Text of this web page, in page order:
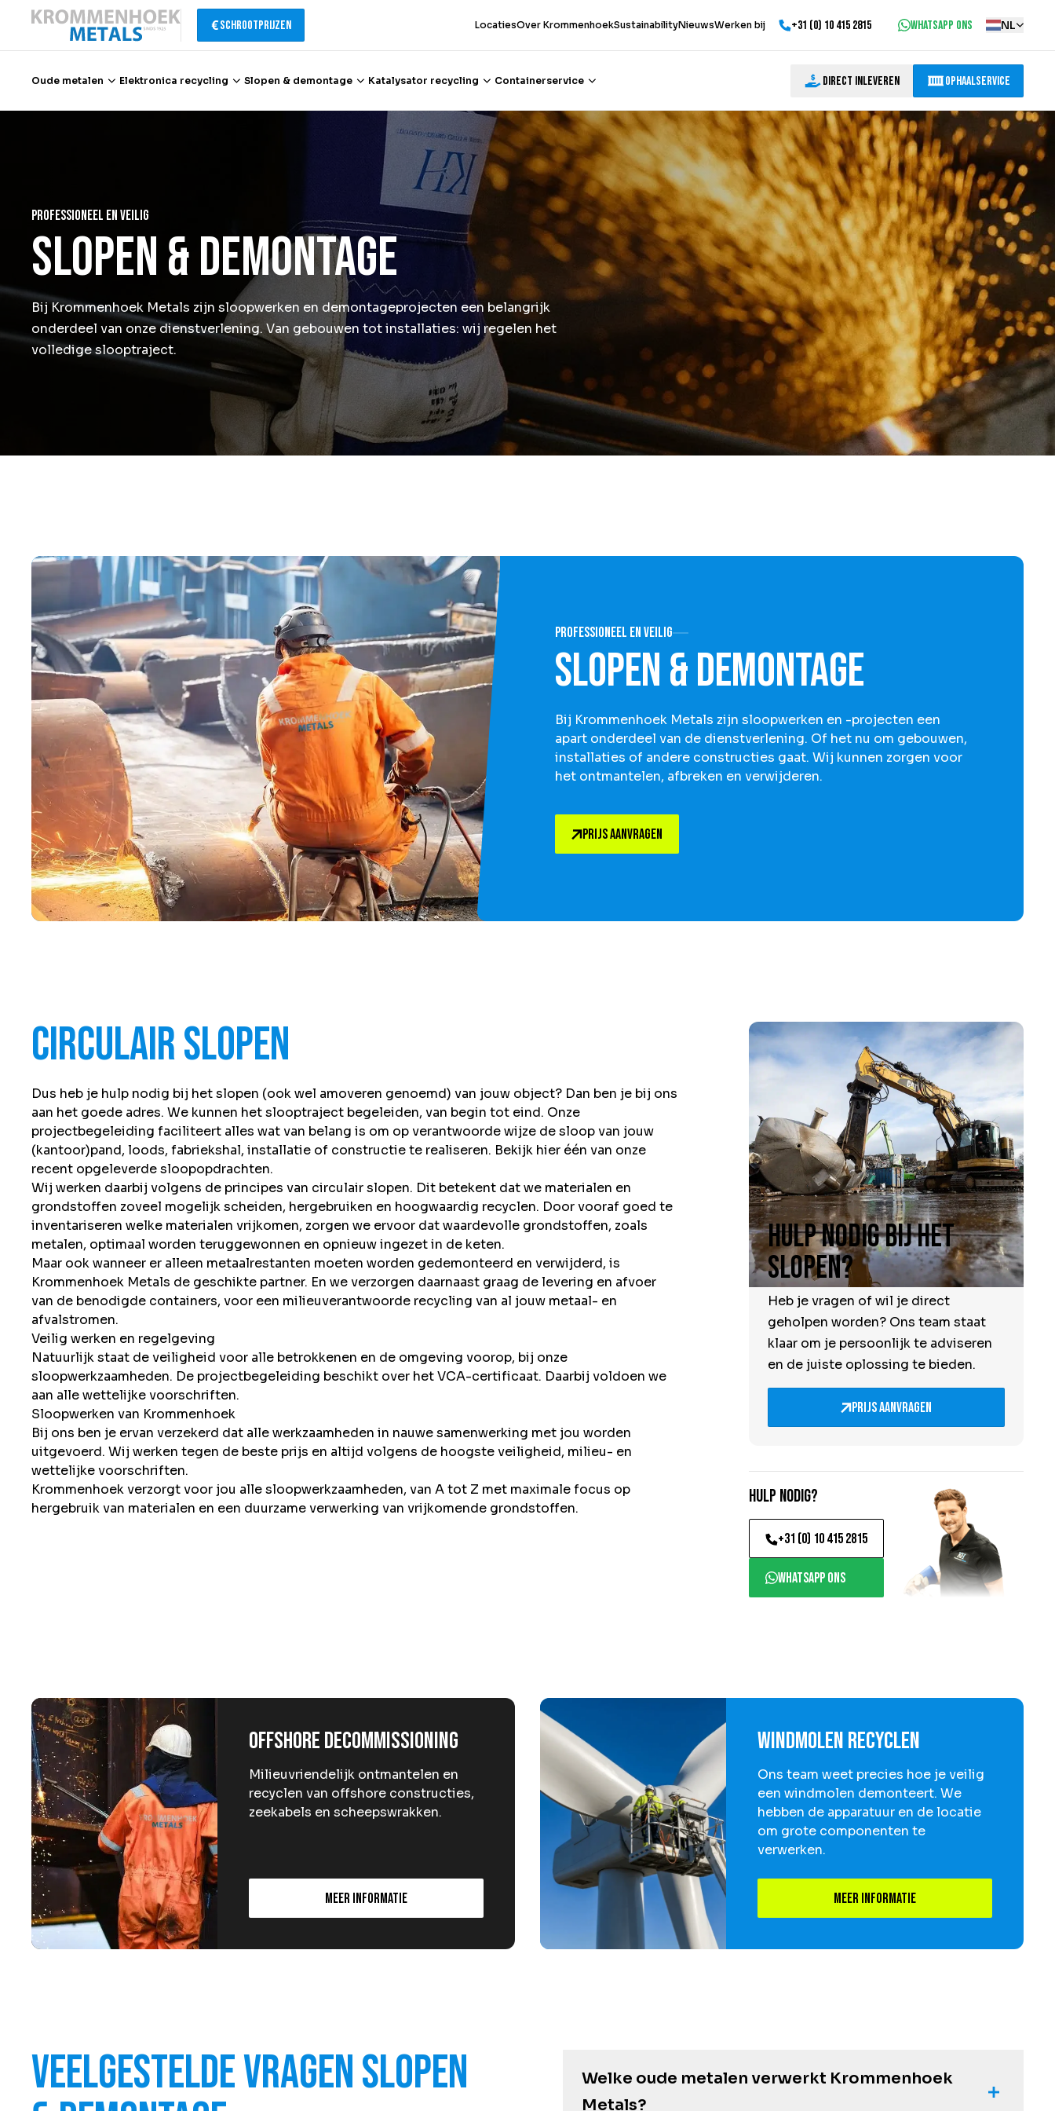
Schrootprijzen LocatiesOver KrommenhoekSustainabilityNieuwsWerken bij +31 (0) 10 415 2815 WhatsApp ons NL
Oude metalen Elektronica recycling Slopen & demontage Katalysator recycling Containerservice Direct inleveren Ophaalservice
Katalysator recycling
Containerservice
Professioneel en veilig
Slopen & demontage
Bij Krommenhoek Metals zijn sloopwerken en demontageprojecten een belangrijk
onderdeel van onze dienstverlening. Van gebouwen tot installaties: wij regelen het
volledige slooptraject.
Professioneel en veilig
Slopen & demontage
Bij Krommenhoek Metals zijn sloopwerken en -projecten een
apart onderdeel van de dienstverlening. Of het nu om gebouwen,
installaties of andere constructies gaat. Wij kunnen zorgen voor
het ontmantelen, afbreken en verwijderen.
Prijs aanvragen
Circulair slopen
Dus heb je hulp nodig bij het slopen (ook wel amoveren genoemd) van jouw object? Dan ben je bij ons
aan het goede adres. We kunnen het slooptraject begeleiden, van begin tot eind. Onze
projectbegeleiding faciliteert alles wat van belang is om op verantwoorde wijze de sloop van jouw
(kantoor)pand, loods, fabriekshal, installatie of constructie te realiseren. Bekijk hier één van onze
recent opgeleverde sloopopdrachten.
Wij werken daarbij volgens de principes van circulair slopen. Dit betekent dat we materialen en
grondstoffen zoveel mogelijk scheiden, hergebruiken en hoogwaardig recyclen. Door vooraf goed te
inventariseren welke materialen vrijkomen, zorgen we ervoor dat waardevolle grondstoffen, zoals
metalen, optimaal worden teruggewonnen en opnieuw ingezet in de keten.
Maar ook wanneer er alleen metaalrestanten moeten worden gedemonteerd en verwijderd, is
Krommenhoek Metals de geschikte partner. En we verzorgen daarnaast graag de levering en afvoer
van de benodigde containers, voor een milieuverantwoorde recycling van al jouw metaal- en
afvalstromen.
Veilig werken en regelgeving
Natuurlijk staat de veiligheid voor alle betrokkenen en de omgeving voorop, bij onze
sloopwerkzaamheden. De projectbegeleiding beschikt over het VCA-certificaat. Daarbij voldoen we
aan alle wettelijke voorschriften.
Sloopwerken van Krommenhoek
Bij ons ben je ervan verzekerd dat alle werkzaamheden in nauwe samenwerking met jou worden
uitgevoerd. Wij werken tegen de beste prijs en altijd volgens de hoogste veiligheid, milieu- en
wettelijke voorschriften.
Krommenhoek verzorgt voor jou alle sloopwerkzaamheden, van A tot Z met maximale focus op
hergebruik van materialen en een duurzame verwerking van vrijkomende grondstoffen.
Hulp nodig bij het
slopen?
Heb je vragen of wil je direct
geholpen worden? Ons team staat
klaar om je persoonlijk te adviseren
en de juiste oplossing te bieden.
Prijs aanvragen
Hulp nodig?
+31 (0) 10 415 2815
WhatsApp ons
Offshore decommissioning
Milieuvriendelijk ontmantelen en
recyclen van offshore constructies,
zeekabels en scheepswrakken.
Meer informatie
Windmolen recyclen
Ons team weet precies hoe je veilig
een windmolen demonteert. We
hebben de apparatuur en de locatie
om grote componenten te
verwerken.
Meer informatie
Veelgestelde vragen slopen
Welke oude metalen verwerkt Krommenhoek
Metals?